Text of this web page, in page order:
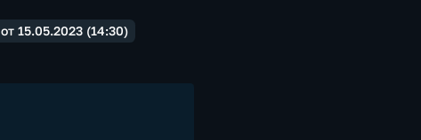
15.05.2023 (14:30)